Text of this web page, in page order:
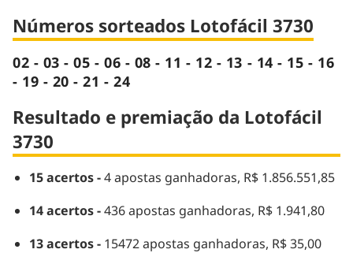
Números sorteados Lotofácil 3730
02 - 03 - 05 - 06 - 08 - 11 - 12 - 13 - 14 - 15 - 16
- 19 - 20 - 21 - 24
Resultado e premiação da Lotofácil
3730
15 acertos -4 apostas ganhadoras, R$ 1.856.551,85
14 acertos -436 apostas ganhadoras, R$ 1.941,80
13 acertos - 15472 apostas ganhadoras, R$ 35,00